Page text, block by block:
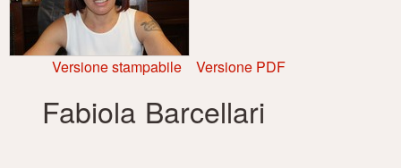
Versione stampabile Versione PDF
Fabiola Barcellari